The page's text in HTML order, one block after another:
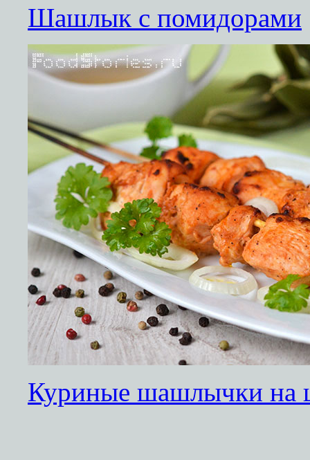
Шашлык с помидорами
Куриные шашлычки на